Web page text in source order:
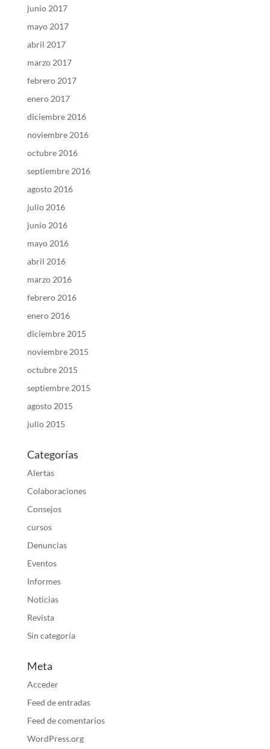
junio 2017
mayo 2017
abril 2017
marzo 2017
febrero 2017
enero 2017
diciembre 2016
noviembre 2016
octubre 2016
septiembre 2016
agosto 2016
julio 2016
junio 2016
mayo 2016
abril 2016
marzo 2016
febrero 2016
enero 2016
diciembre 2015
noviembre 2015
octubre 2015
septiembre 2015
agosto 2015
julio 2015
Categorías
Alertas
Colaboraciones
Consejos
cursos
Denuncias
Eventos
Informes
Noticias
Revista
Sin categoría
Meta
Acceder
Feed de entradas
Feed de comentarios
WordPress.org